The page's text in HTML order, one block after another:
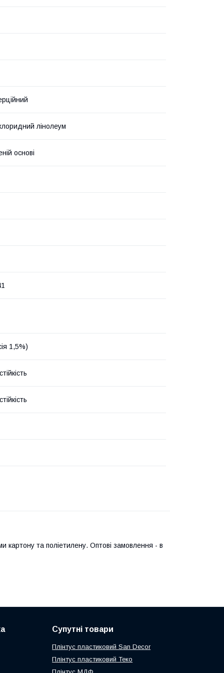
лінолеум
основі
1,5%)
та поліетилену. Оптові замовлення - в
Супутні товари
Плінтус пластиковий San Decor
Плінтус пластиковий Теко